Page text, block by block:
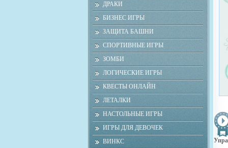
ДРАКИ
БИЗНЕС ИГРЫ
ЗАЩИТА БАШНИ
СПОРТИВНЫЕ ИГРЫ
ЗОМБИ
ЛОГИЧЕСКИЕ ИГРЫ
КВЕСТЫ ОНЛАЙН
ЛЕТАЛКИ
НАСТОЛЬНЫЕ ИГРЫ
ИГРЫ ДЛЯ ДЕВОЧЕК
ВИНКС